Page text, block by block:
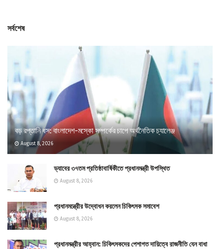
সর্বশেষ
বড় রপ্তানি ধস: বাংলাদেশ-মস্কো সম্পর্কের চাপে অর্থনৈতিক চ্যালেঞ্জ
August 8, 2026
ড্যাবের ৩৭তম প্রতিষ্ঠাবার্ষিকীতে প্রধানমন্ত্রী উপস্থিত
August 8, 2026
প্রধানমন্ত্রীের উদ্বোধন করলেন চিকিৎসক সমাবেশ
August 8, 2026
প্রধানমন্ত্রীর আহ্বান: চিকিৎসকদের পেশাগত দায়িত্বে রাজনীতি যেন বাধা